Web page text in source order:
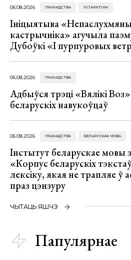
06.08.2026 ГРАМАДСТВА ЛІТАРАТУРА
Ініцыятыва
кастрычніка» агучыла
Дубоўкі «І пурпуровых
06.08.2026 ГРАМАДСТВА
Адбыўся трэці «Вялікі
беларускіх навукоўцаў
06.08.2026 ГРАМАДСТВА БЕЛАРУСКАЯ МОВА
Інстытут беларускае мовы
«Корпус беларускіх
лексіку, якая не трапляе ў
праз цэнзуру
ЧЫТАЦЬ ЯШЧЭ
Папулярнае